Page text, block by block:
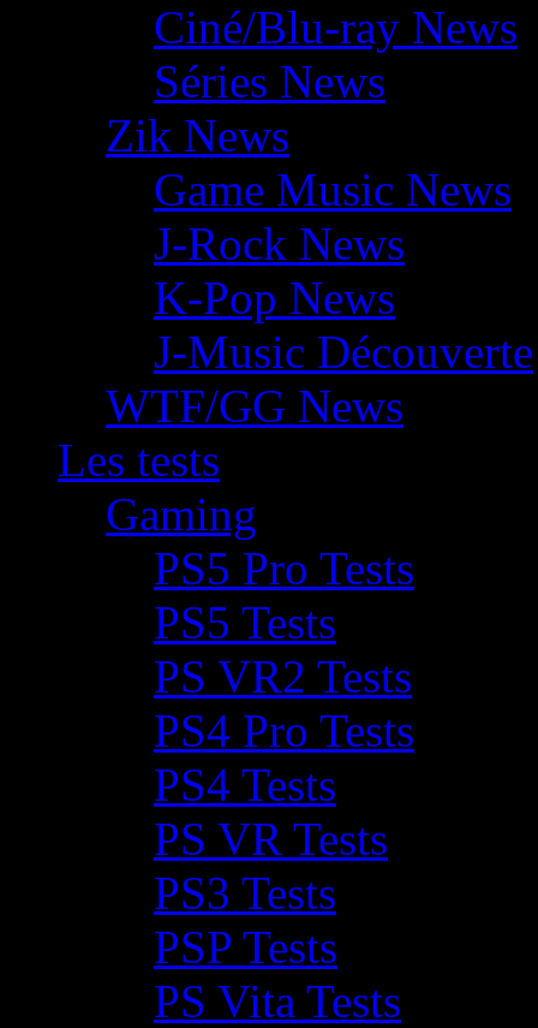
Ciné/Blu-ray News
Séries News
Zik News
Game Music News
J-Rock News
K-Pop News
J-Music Découverte
WTF/GG News
Les tests
Gaming
PS5 Pro Tests
PS5 Tests
PS VR2 Tests
PS4 Pro Tests
PS4 Tests
PS VR Tests
PS3 Tests
PSP Tests
PS Vita Tests